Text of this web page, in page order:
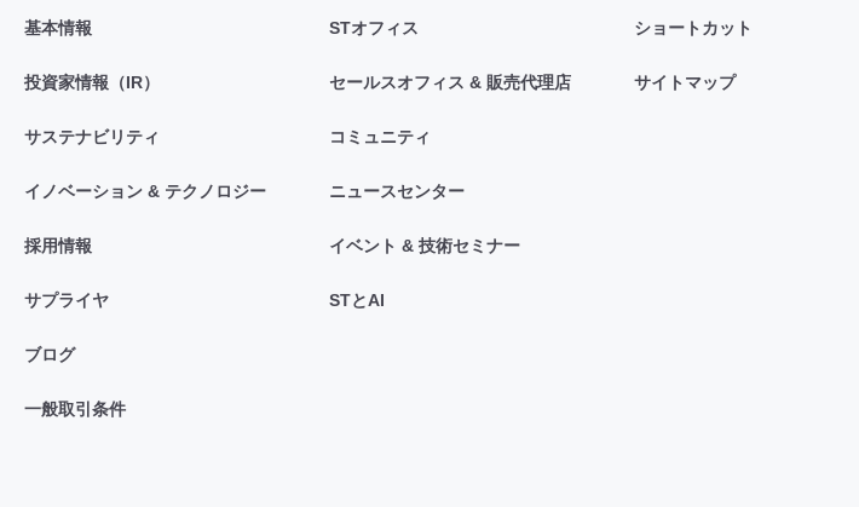
基本情報
投資家情報（IR）
サステナビリティ
イノベーション & テクノロジー
採用情報
サプライヤ
ブログ
一般取引条件
STオフィス
セールスオフィス & 販売代理店
コミュニティ
ニュースセンター
イベント & 技術セミナー
STとAI
ショートカット
サイトマップ